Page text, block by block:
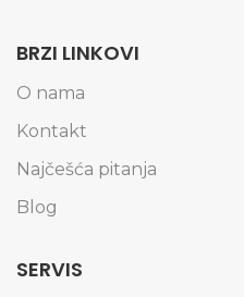
BRZI LINKOVI
O nama
Kontakt
Najčešća pitanja
Blog
SERVIS